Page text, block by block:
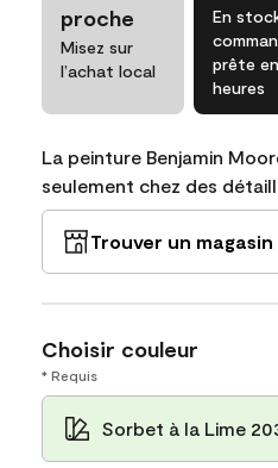
proche
Misez sur
l’achat local
En
prête
heures
La peinture Benjamin
seulement chez des
Trouver un magasin
Choisir couleur
* Requis
Sorbet à la Lime